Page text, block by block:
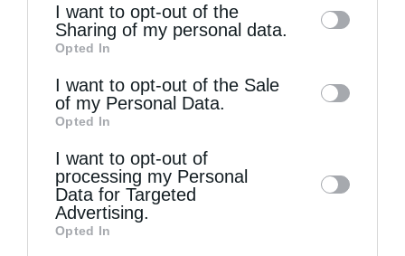
information by third parties on the IAB’s list
of downstream participants. This
information may also be disclosed by us to
third parties on theIAB’s List of
Downstream Participants
disclose it to other third parties.
I want to opt-out of the
Sharing of my personal data.
Opted In
I want to opt-out of the Sale
of my Personal Data.
Opted In
I want to opt-out of
processing my Personal
Data for Targeted
Advertising.
Opted In
Κοινοβούλιο και τον κάλεσε να οργανώσουν
εκδηλώσεις προβολής του Αγίου Όρους στην
ΕΕ, με την ευκαιρία και της προεδρίας του κ.
Τζιτζικώστα στην Ευρωπαϊκή Επιτροπή των
Περιφερειών.
ΑΓΙΟ ΑΠΟΚΑΤΆΣΤΑΣΗ